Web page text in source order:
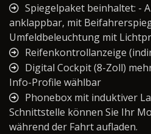
Spiegelpaket beinhaltet: -
anklappbar, mit
Umfeldbeleuchtung mit
Reifenkontrollanzeige
Digital Cockpit (8-Zoll)
Info-Profile wählbar
Phonebox mit induktiver
Schnittstelle können Sie Ihr
während der Fahrt aufladen.